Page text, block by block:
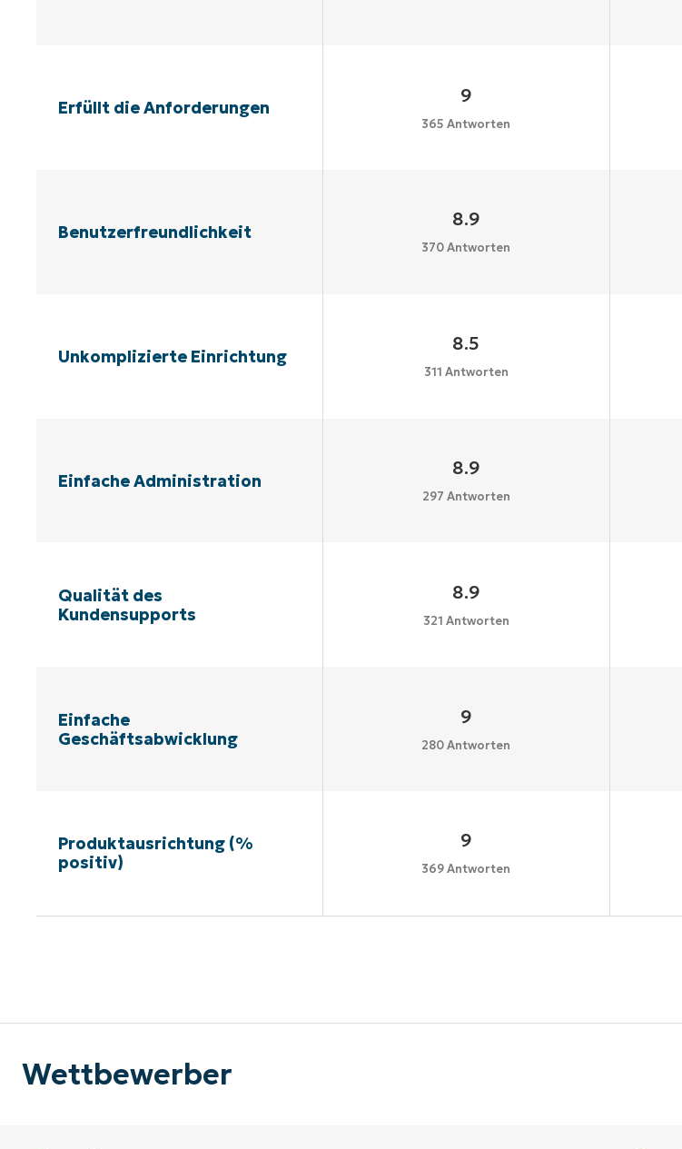
Erfüllt die Anforderungen
9
365 Antworten
Benutzerfreundlichkeit
8.9
370 Antworten
Unkomplizierte Einrichtung
8.5
311 Antworten
Einfache Administration
8.9
297 Antworten
Qualität des
Kundensupports
8.9
321 Antworten
Einfache
Geschäftsabwicklung
9
280 Antworten
Produktausrichtung (%
positiv)
9
369 Antworten
Wettbewerber